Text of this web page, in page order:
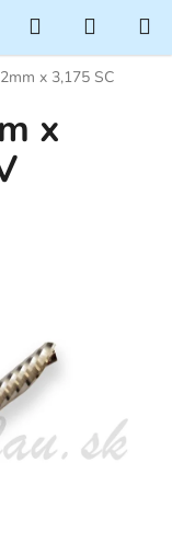
Hledat
KOŠÍK
x 3,175 SC
x